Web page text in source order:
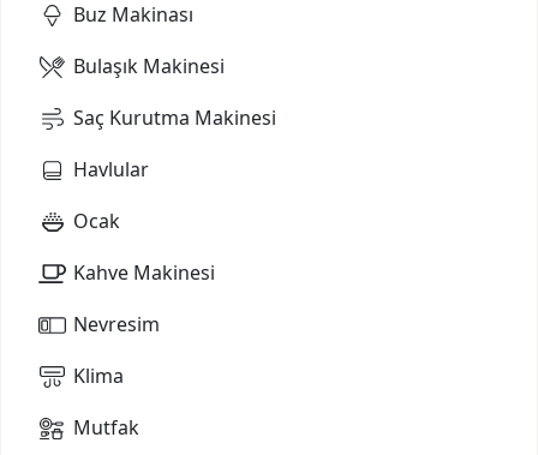
Buz Makinası
Bulaşık Makinesi
Saç Kurutma Makinesi
Havlular
Ocak
Kahve Makinesi
Nevresim
Klima
Mutfak